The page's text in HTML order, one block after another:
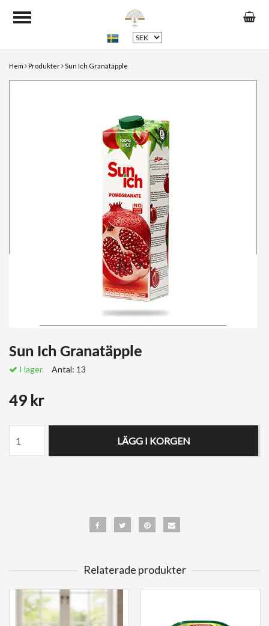
Hem Produkter Sun Ich Granatäpple
Sun Ich Granatäpple
I lager. Antal: 13
49 kr
LÄGG I KORGEN
Relaterade produkter